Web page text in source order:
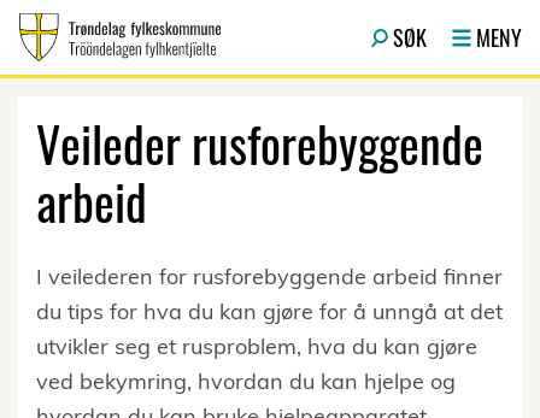
SØK MENY
Veileder rusforebyggende
arbeid
I veilederen for rusforebyggende arbeid finner
du tips for hva du kan gjøre for å unngå at det
utvikler seg et rusproblem, hva du kan gjøre
ved bekymring, hvordan du kan hjelpe og